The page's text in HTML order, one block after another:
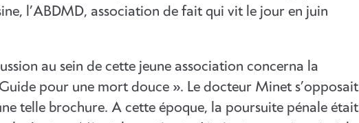
l’ABDMD, association de fait qui vit le jour en juin
au sein de cette jeune association concerna la
pour une mort douce ». Le docteur Minet s’opposait
telle brochure. A cette époque, la poursuite pénale était